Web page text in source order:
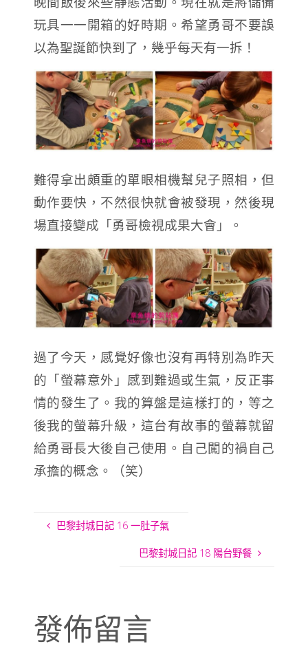
玩具一一開箱的好時期。希望勇哥不要誤
以為聖誕節快到了，幾乎每天有一拆！
難得拿出頗重的單眼相機幫兒子照相，但
動作要快，不然很快就會被發現，然後現
場直接變成「勇哥檢視成果大會」。
過了今天，感覺好像也沒有再特別為昨天
的「螢幕意外」感到難過或生氣，反正事
情的發生了。我的算盤是這樣打的，等之
後我的螢幕升級，這台有故事的螢幕就留
給勇哥長大後自己使用。自己闖的禍自己
承擔的概念。（笑）
巴黎封城日記 16 一肚子氣
巴黎封城日記 18 陽台野餐
發佈留言